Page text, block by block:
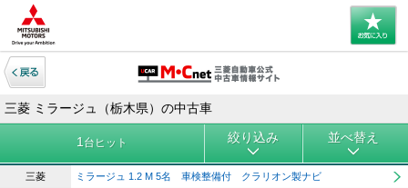
三菱 ミラージュ（栃木県）の中古車
1 台ヒット 絞り込み 並べ替え
三菱 ミラージュ 1.2 M 5名 車検整備付 クラリオン製ナビ